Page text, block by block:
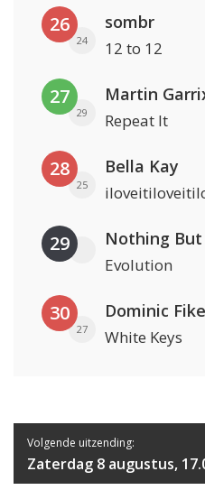
26
24
sombr
12 to 12
27
29
Martin
Repeat It
28
25
Bella Kay
29 Nothing
Evolution
30
27
Dominic Fike
White Keys
Volgende uitzending:
Zaterdag 8 augustus,